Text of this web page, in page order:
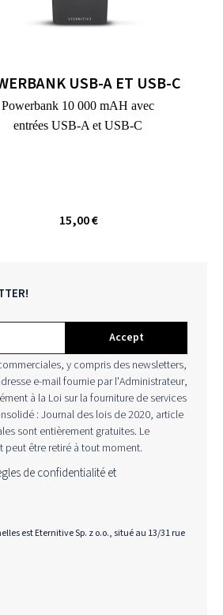
USB-A ET USB-C
Powerbank 10 000 mAH avec
entrées USB-A et USB-C
15,00 €
Accept
y compris des newsletters,
e-mail fournie par l'Administrateur,
à la Loi sur la fourniture de services
: Journal des lois de 2020, article
sont entièrement gratuites. Le
être retiré à tout moment.
de confidentialitéet
est Eternitive Sp. z o.o., situé au 13/31 rue